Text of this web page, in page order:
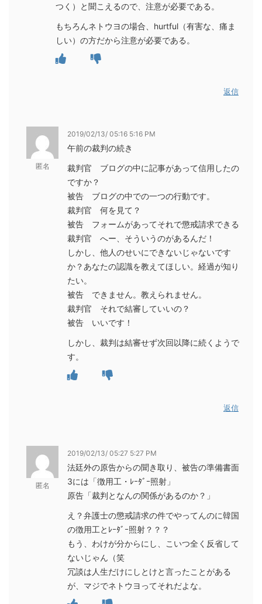
つく）と聞こえるので、注意が必要である。
もちろんネトウヨの場合、hurtful（有害な、痛ま
しい）の方だから注意が必要である。
返信
匿名
2019/02/13/ 05:16 5:16 PM
午前の裁判の続き
裁判官 ブログの中に記事があって信用したの
ですか？
被告 ブログの中での一つの行動です。
裁判官 何を見て？
被告 フォームがあってそれで懲戒請求できる
裁判官 へー、そういうのがあるんだ！
しかし、他人のせいにできないじゃないです
か？あなたの認識を教えてほしい。経過が知り
たい。
被告 できません。教えられません。
裁判官 それで結審していいの？
被告 いいです！
しかし、裁判は結審せず次回以降に続くようで
す。
返信
匿名
2019/02/13/ 05:27 5:27 PM
法廷外の原告からの聞き取り、被告の準備書面
3には「徴用工・ﾚｰﾀﾞｰ照射」
原告「裁判となんの関係があるのか？」
え？弁護士の懲戒請求の件でやってんのに韓国
の徴用工とﾚｰﾀﾞｰ照射？？？
もう、わけが分からにし、こいつ全く反省して
ないじゃん（笑
冗談は人生だけにしとけと言ったことがある
が、マジでネトウヨってそれだよな。